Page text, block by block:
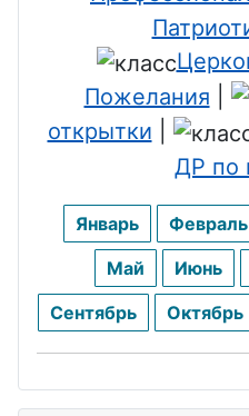
сельского
хозяйства
пищевика
День
дорожника
День
невролога
День
День
День
День
а
День
Пожелания
открытки
ДР по
Январь Февраль
Май
Июнь
Сентябрь
Октябрь